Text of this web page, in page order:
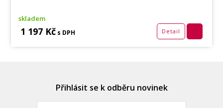
skladem
1 197 Kč s DPH Detail
Přihlásit se k odběru novinek